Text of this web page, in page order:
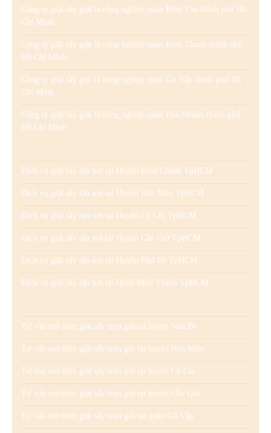
Công ty giặt sấy giặt là công nghiệp quận Bình Tân thành phố Hồ
Chí Minh
Công ty giặt sấy giặt là công nghiệp quận Bình Thạnh thành phố
Hồ Chí Minh
Công ty giặt sấy giặt là công nghiệp quận Gò Vấp thành phố Hồ
Chí Minh
Công ty giặt sấy giặt là công nghiệp quận Phú Nhuận thành phố
Hồ Chí Minh
Dịch vụ giặt sấy tận nơi tại Huyện Bình Chánh TpHCM
Dịch vụ giặt sấy tận nơi tại Huyện Hóc Môn TpHCM
Dịch vụ giặt sấy tận nơi tại Huyện Củ Chi TpHCM
Dịch vụ giặt sấy tận nơi tại Huyện Cần Giờ TpHCM
Dịch vụ giặt sấy tận nơi tại Huyện Nhà Bè TpHCM
Dịch vụ giặt sấy tận nơi tại Quận Bình Thạnh TpHCM
Tư vấn mở tiệm giặt sấy trọn gói tại huyện Nhà Bè
Tư vấn mở tiệm giặt sấy trọn gói tại huyện Hóc Môn
Tư vấn mở tiệm giặt sấy trọn gói tại huyện Củ Chi
Tư vấn mở tiệm giặt sấy trọn gói tại huyện Cần Giờ
Tư vấn mở tiệm giặt sấy trọn gói tại quận Gò Vấp